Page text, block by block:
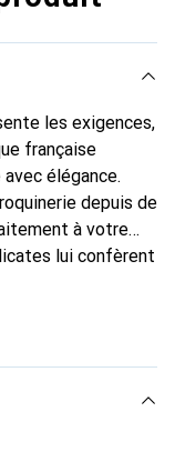
les exigences,
française
élégance.
depuis de
à votre
lui confèrent
La marque
pour une